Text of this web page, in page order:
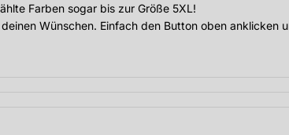
Farben sogar bis zur Größe 5XL!
Wünschen. Einfach den Button oben